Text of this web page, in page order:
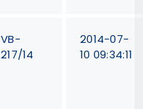
VB-
217/14
2014-07-
10 09:34:11